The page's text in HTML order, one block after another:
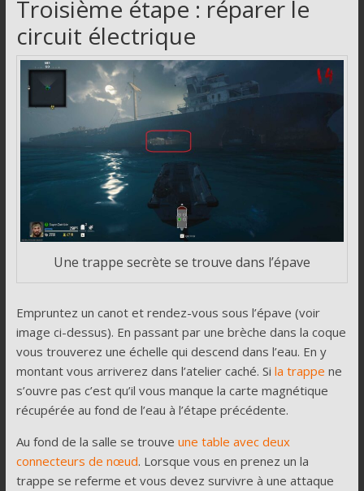
Troisième étape : réparer le
circuit électrique
Une trappe secrète se trouve dans l’épave
Empruntez un canot et rendez-vous sous l’épave (voir
image ci-dessus). En passant par une brèche dans la coque
vous trouverez une échelle qui descend dans l’eau. En y
montant vous arriverez dans l’atelier caché. Si la trappe ne
s’ouvre pas c’est qu’il vous manque la carte magnétique
récupérée au fond de l’eau à l’étape précédente.
Au fond de la salle se trouve une table avec deux
connecteurs de nœud. Lorsque vous en prenez un la
trappe se referme et vous devez survivre à une attaque